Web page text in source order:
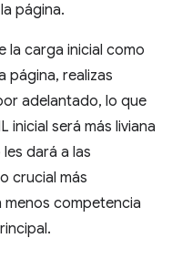
página.
la carga inicial como
página, realizas
adelantado, lo que
inicial será más liviana
dará a las
crucial más
competencia